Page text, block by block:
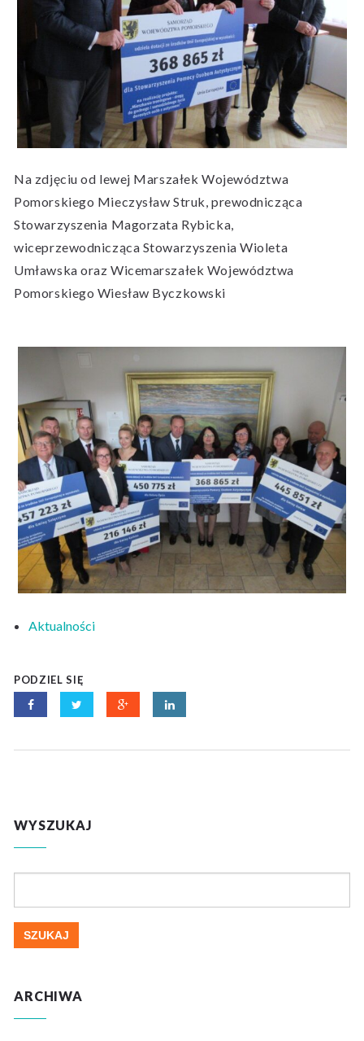
Na zdjęciu od lewej Marszałek Województwa
Pomorskiego Mieczysław Struk, prewodnicząca
Stowarzyszenia Magorzata Rybicka,
wiceprzewodnicząca Stowarzyszenia Wioleta
Umławska oraz Wicemarszałek Województwa
Pomorskiego Wiesław Byczkowski
Aktualności
PODZIEL SIĘ
WYSZUKAJ
ARCHIWA